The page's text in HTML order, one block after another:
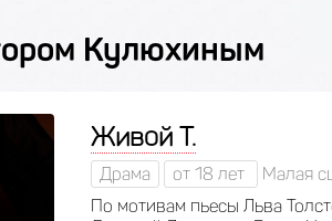
Кулюхиным
Живой Т.
Драма от 18 лет
Малая
По мотивам пьесы Льва